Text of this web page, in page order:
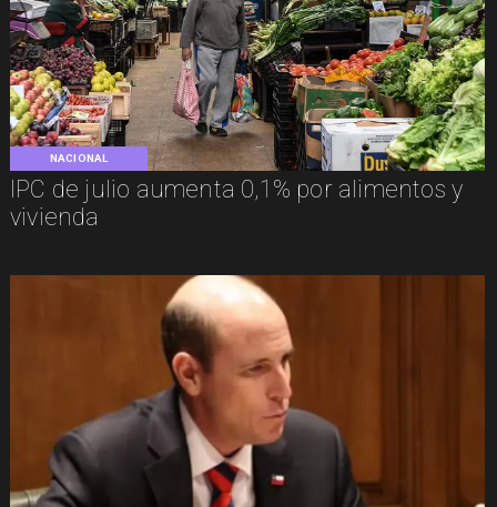
NACIONAL
IPC de julio aumenta 0,1% por alimentos y
vivienda